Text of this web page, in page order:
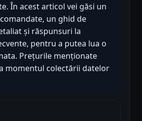
În acest articol vei găsi un
un ghid de
și răspunsuri la
pentru a putea lua o
Prețurile menționate
momentul colectării datelor